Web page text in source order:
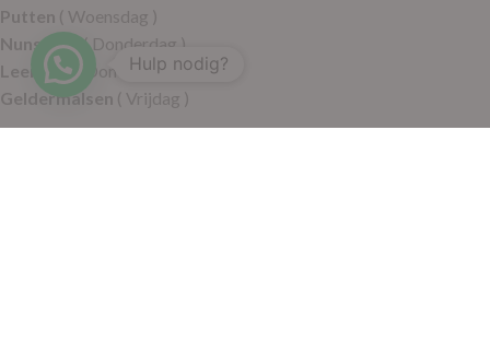
Putten ( Woensdag )
Nunspeet( Donderdag )
Leerdam( Donderdag )
Geldermalsen ( Vrijdag )
Hulp nodig?